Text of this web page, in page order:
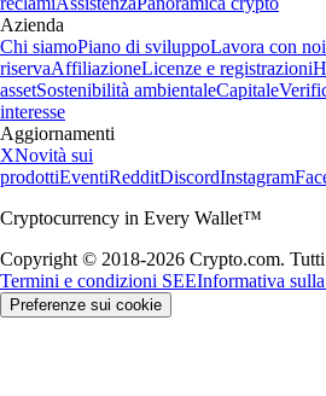
Azienda
Chi siamoPiano di sviluppoLavora con noi
riservaAffiliazioneLicenze e registrazioni
assetSostenibilità ambientaleCapitale
interesse
Aggiornamenti
XNovità sui
prodottiEventiRedditDiscordInstagram
Cryptocurrency in Every Wallet™
Copyright © 2018-2026 Crypto.com.
Termini e condizioni SEEInformativa
Preferenze sui cookie